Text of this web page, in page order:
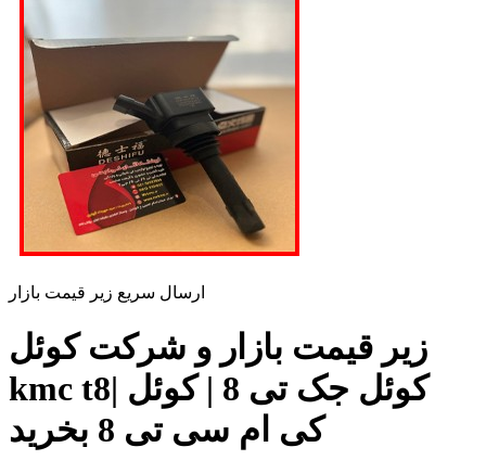
ارسال سریع زیر قیمت بازار
زیر قیمت بازار و شرکت کوئل
kmc t8| کوئل جک تی 8 | کوئل
کی ام سی تی 8 بخرید